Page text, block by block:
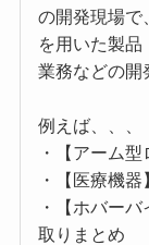
の開発現場で
を用いた製
業務などの開
例えば、、、
・【アーム
・【医療機
・【ホバー
取りまとめ